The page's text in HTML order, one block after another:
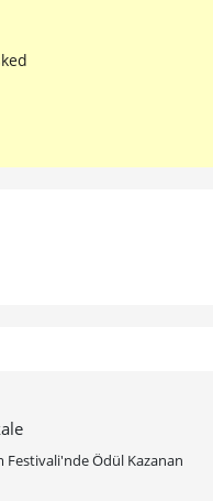
Festivali'nde Ödül Kazanan